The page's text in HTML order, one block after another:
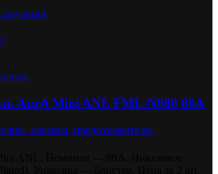
желаний
AurA Mini ANL FML-N080 80A
клеммы, предохранители.